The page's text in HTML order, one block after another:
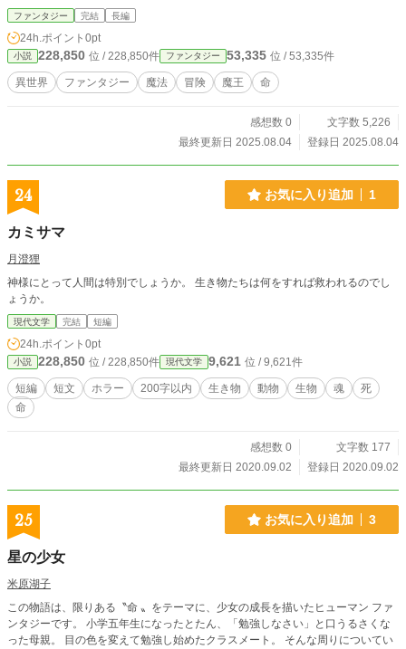
ファンタジー 完結 長編
24h.ポイント 0pt
小説 228,850 位 / 228,850件 ファンタジー 53,335 位 / 53,335件
異世界 ファンタジー 魔法 冒険 魔王 命
感想数 0
文字数 5,226
最終更新日 2025.08.04
登録日 2025.08.04
24 お気に入り追加 1
カミサマ
月澄狸
神様にとって人間は特別でしょうか。 生き物たちは何をすれば救われるのでし
ょうか。
現代文学 完結 短編
24h.ポイント 0pt
小説 228,850 位 / 228,850件 現代文学 9,621 位 / 9,621件
短編 短文 ホラー 200字以内 生き物 動物 生物 魂
死
命
感想数 0
文字数 177
最終更新日 2020.09.02
登録日 2020.09.02
25 お気に入り追加 3
星の少女
米原湖子
この物語は、限りある〝命 〟をテーマに、少女の成長を描いたヒューマン ファ
ンタジーです。 小学五年生になったとたん、「勉強しなさい」と口うるさくな
った母親。 目の色を変えて勉強し始めたクラスメート。 そんな周りについてい